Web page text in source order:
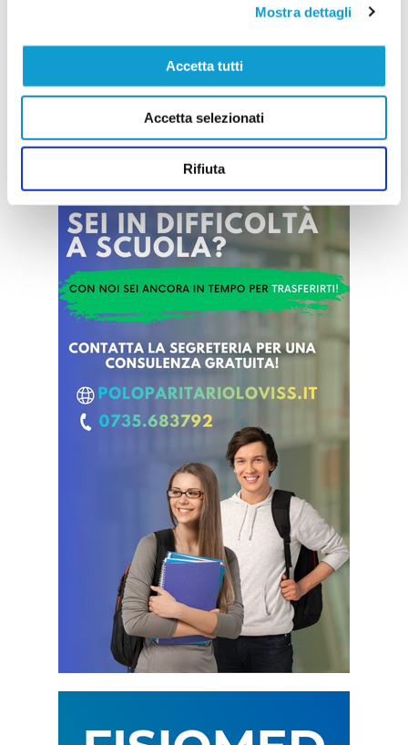
Mostra dettagli
Accetta tutti
Accetta selezionati
Rifiuta
Vai all'edizione provinciale